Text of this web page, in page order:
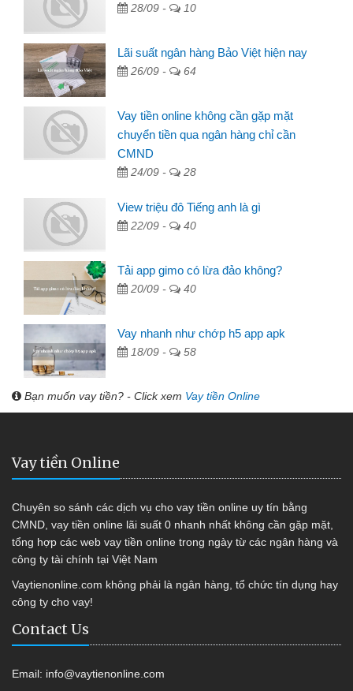
28/09 - 10
Lãi suất ngân hàng Bảo Việt hiện nay
26/09 - 64
Vay tiền online không cần gặp mặt
chuyển tiền qua ngân hàng chỉ cần
CMND
24/09 - 28
View triệu đô Tiếng anh là gì
22/09 - 40
Tải app gimo có lừa đảo không?
20/09 - 40
Vay nhanh như chớp h5 app apk
18/09 - 58
Bạn muốn vay tiền? - Click xem Vay tiền Online
Vay tiền Online
Chuyên so sánh các dịch vụ cho vay tiền online uy tín bằng
CMND, vay tiền online lãi suất 0 nhanh nhất không cần gặp mặt,
tổng hợp các web vay tiền online trong ngày từ các ngân hàng và
công ty tài chính tại Việt Nam
Vaytienonline.com không phải là ngân hàng, tổ chức tín dụng hay
công ty cho vay!
Contact Us
Email: info@vaytienonline.com